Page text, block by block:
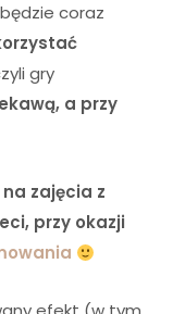
coraz
gry
a przy
zajęcia z
przy okazji